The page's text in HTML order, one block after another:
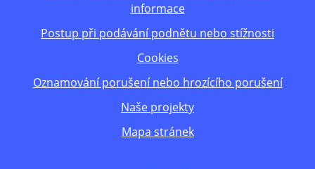
informace
Postup při podávání podnětu nebo stížnosti
Cookies
Oznamování porušení nebo hrozícího porušení
Naše projekty
Mapa stránek